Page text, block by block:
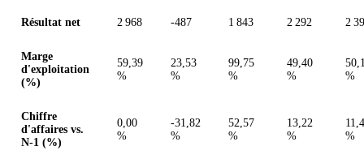
Résultat net 2 968 -487 1 843 2 292 2
Marge
d'exploitation
(%)
59,39
%
23,53
%
99,75
%
49,40
%
%
Chiffre
d'affaires vs.
N-1 (%)
0,00
%
-31,82
%
52,57
%
13,22
%
%